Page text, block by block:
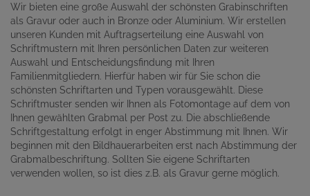
Wir bieten eine große Auswahl der schönsten Grabinschriften
als Gravur oder auch in Bronze oder Aluminium. Wir erstellen
unseren Kunden mit Auftragserteilung eine Auswahl von
Schriftmustern mit Ihren persönlichen Daten zur weiteren
Auswahl und Entscheidungsfindung mit Ihren
Familienmitgliedern. Hierfür haben wir für Sie schon die
schönsten Schriftarten und Typen vorausgewählt. Diese
Schriftmuster senden wir Ihnen als Fotomontage auf dem von
Ihnen gewählten Grabmal per Post zu. Die abschließende
Schriftgestaltung erfolgt in enger Abstimmung mit Ihnen. Wir
beginnen mit den Bildhauerarbeiten erst nach Abstimmung der
Grabmalbeschriftung. Sollten Sie eigene Schriftarten
verwenden wollen, so ist dies z.B. als Gravur gerne möglich.